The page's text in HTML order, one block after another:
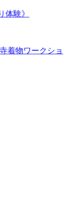
体験》
着物ワークショ